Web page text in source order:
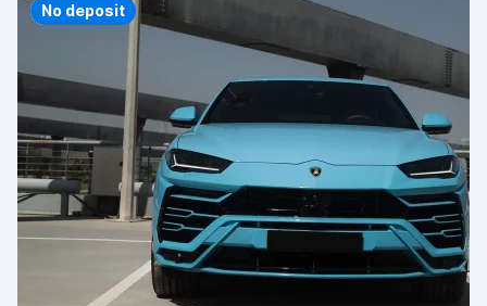
Priority
No deposit